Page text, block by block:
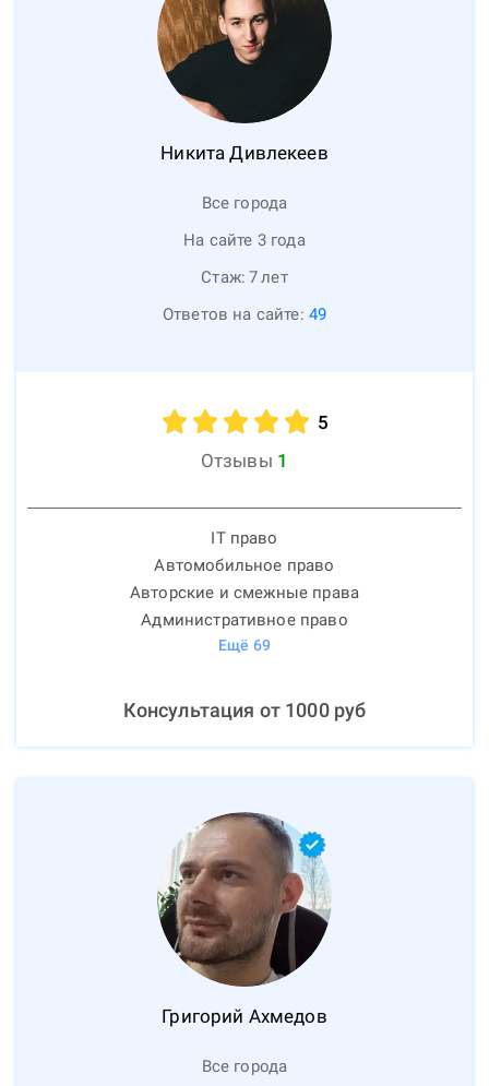
Никита Дивлекеев
Все города
На сайте 3 года
Стаж: 7лет
Ответов на сайте: 49
5
Отзывы 1
IT право
Автомобильное право
Авторские и смежные права
Административное право
Ещё 69
Консультация от 1000руб
Григорий Ахмедов
Все города